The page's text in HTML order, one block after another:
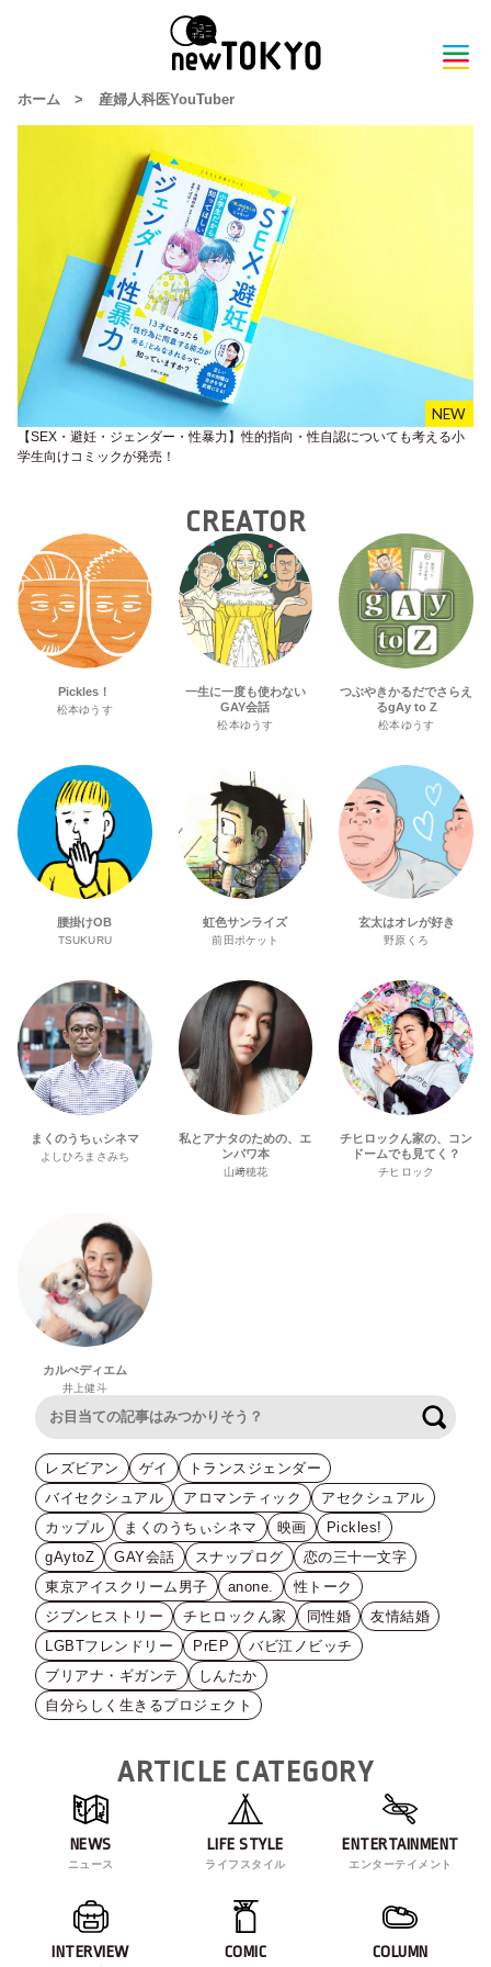
ホーム > 産婦人科医YouTuber
【SEX・避妊・ジェンダー・性暴力】性的指向・性自認についても考える小
学生向けコミックが発売！
CREATOR
Pickles！
松本ゆうす
一生に一度も使わない
GAY会話
松本ゆうす
つぶやきかるだでさらえ
るgAy to Z
松本ゆうす
腰掛けOB
TSUKURU
虹色サンライズ
前田ポケット
玄太はオレが好き
野原くろ
まくのうちぃシネマ
よしひろまさみち
私とアナタのための、エ
ンパワ本
山﨑穂花
チヒロックん家の、コン
ドームでも見てく？
チヒロック
カルぺディエム
井上健斗
レズビアン ゲイ
トランスジェンダー
バイセクシュアル
アロマンティック
アセクシュアル
カップル
まくのうちぃシネマ 映画
Pickles!
gAytoZ
GAY会話 スナップログ
恋の三十一文字
東京アイスクリーム男子
anone.
性トーク
ジブンヒストリー
チヒロックん家 同性婚
友情結婚
LGBTフレンドリー
PrEP
バビ江ノビッチ
ブリアナ・ギガンテ
しんたか
自分らしく生きるプロジェクト
ARTICLE CATEGORY
NEWS
ニュース
LIFE STYLE
ライフスタイル
ENTERTAINMENT
エンターテイメント
INTERVIEW COMIC COLUMN